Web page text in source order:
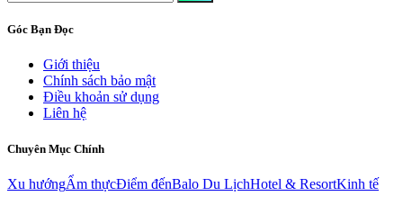
Góc Bạn Đọc
Giới thiệu
Chính sách bảo mật
Điều khoản sử dụng
Liên hệ
Chuyên Mục Chính
Xu hướngẨm thựcĐiểm đếnBalo Du LịchHotel & ResortKinh tế